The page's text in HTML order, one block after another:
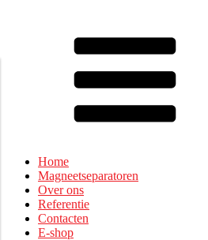
Home
Magneetseparatoren
Over ons
Referentie
Contacten
E-shop